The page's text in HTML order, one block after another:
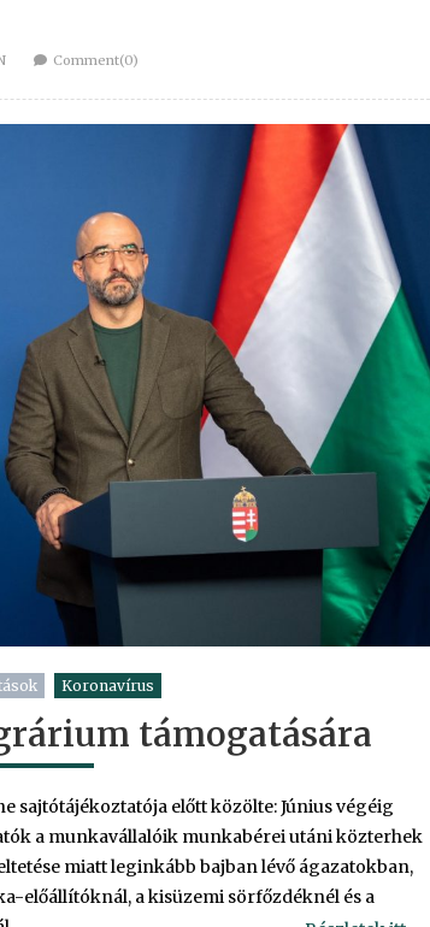
Comment(0)
Koronavírus
támogatására
sajtótájékoztatója előtt közölte: Június végéig
a munkavállalóik munkabérei utáni közterhek
miatt leginkább bajban lévő ágazatokban,
előállítóknál, a kisüzemi sörfőzdéknél és a